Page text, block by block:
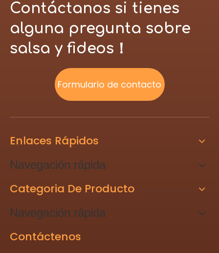
Contáctanos si tienes
alguna pregunta sobre
salsa y fideos！
Formulario de contacto
Enlaces Rápidos
Navegación rápida
Categoria De Producto
Navegación rápida
Contáctenos